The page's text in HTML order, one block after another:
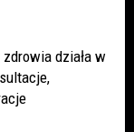
działa w